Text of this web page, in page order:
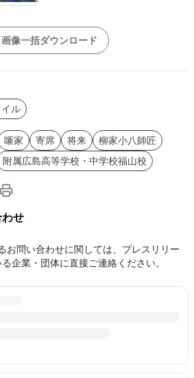
画像一括ダウンロード
ル
噺家 寄席 将来
柳家小八師匠
附属広島高等学校・中学校福山校
せ
お問い合わせに関しては、プレスリリー
企業・団体に直接ご連絡ください。